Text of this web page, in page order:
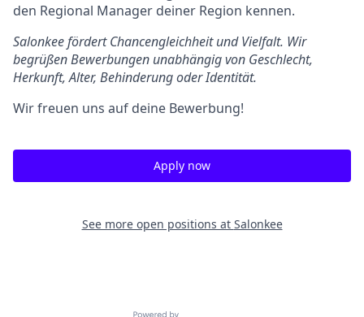
den Regional Manager deiner Region kennen.
Salonkee fördert Chancengleichheit und Vielfalt. Wir
begrüßen Bewerbungen unabhängig von Geschlecht,
Herkunft, Alter, Behinderung oder Identität.
Wir freuen uns auf deine Bewerbung!
Apply now
See more open positions at Salonkee